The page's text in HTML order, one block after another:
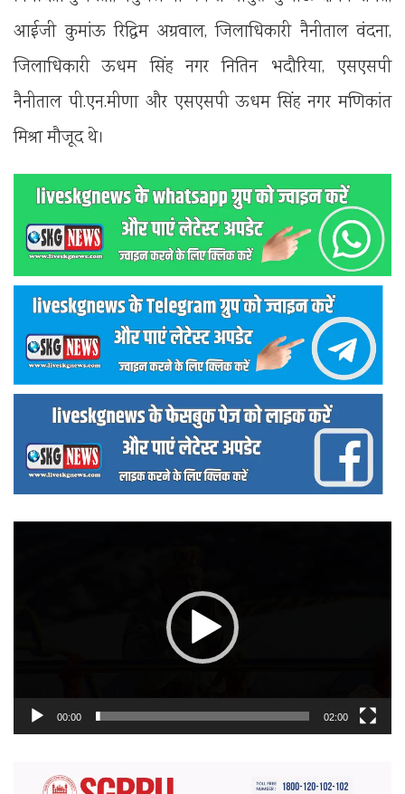
आईजी कुमांऊ रिद्धिम अग्रवाल, जिलाधिकारी नैनीताल वंदना,
जिलाधिकारी ऊधम सिंह नगर नितिन भदौरिया, एसएसपी
नैनीताल पी.एन.मीणा और एसएसपी ऊधम सिंह नगर मणिकांत
मिश्रा मौजूद थे।
00:00 02:00